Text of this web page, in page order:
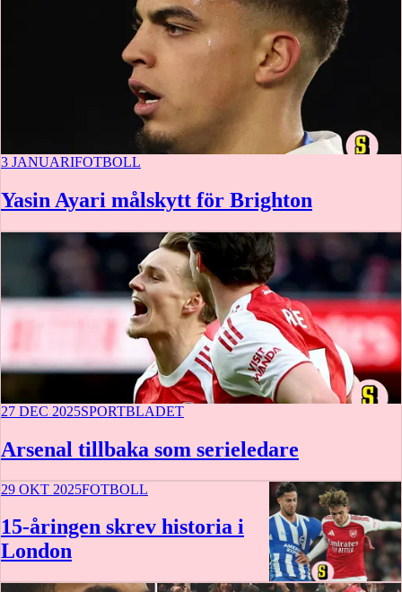
3 JANUARIFOTBOLL
Yasin Ayari målskytt för Brighton
27 DEC 2025SPORTBLADET
Arsenal tillbaka som serieledare
29 OKT 2025FOTBOLL
15-åringen skrev historia i
London